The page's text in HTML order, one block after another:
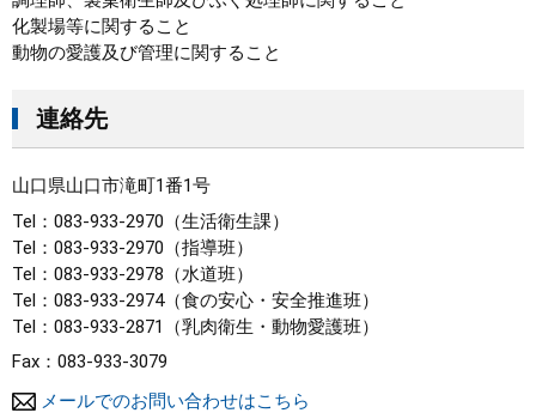
化製場等に関すること
動物の愛護及び管理に関すること
連絡先
山口県山口市滝町1番1号
Tel：083-933-2970
生活衛生課
Tel：083-933-2970
指導班
Tel：083-933-2978
水道班
Tel：083-933-2974
食の安心・安全推進班
Tel：083-933-2871
乳肉衛生・動物愛護班
Fax：083-933-3079
メールでのお問い合わせはこちら